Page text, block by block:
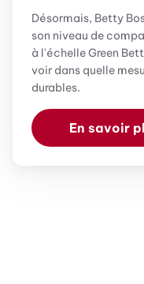
Désormais, Betty
son niveau de
à l'échelle Green
voir dans quelle
durables.
En savoir